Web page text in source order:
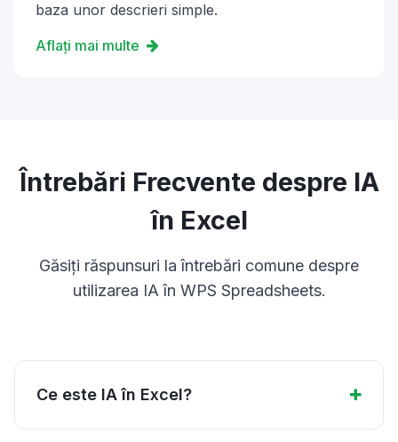
baza unor descrieri simple.
Aflați mai multe
Întrebări Frecvente despre IA
în Excel
Găsiți răspunsuri la întrebări comune despre
utilizarea IA în WPS Spreadsheets.
Ce este IA în Excel?